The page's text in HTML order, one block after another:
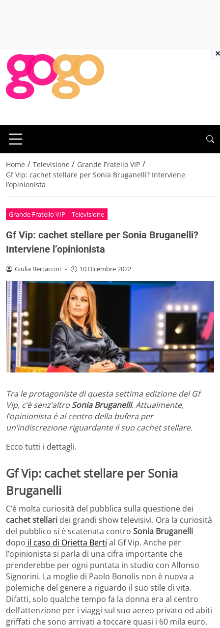
Home / Televisione / Grande Fratello VIP /
Gf Vip: cachet stellare per Sonia Bruganelli? Interviene
l’opinionista
Grande Fratello VIP Televisione
Gf Vip: cachet stellare per Sonia Bruganelli?
Interviene l’opinionista
Giulia Bertaccini - 10 Dicembre 2022
Tra le protagoniste di questa settima edizione del Gf
Vip, c’è senz’altro Sonia Bruganelli. Attualmente,
l’opinionista è al centro della bufera per
un’indiscrezione riguardante il suo cachet stellare.
Ecco tutti i dettagli.
Gf Vip: cachet stellare per Sonia
Bruganelli
C’è molta curiosità del pubblica sulla questione dei
cachet stellari dei grandi show televisivi. Ora la curiosità
del pubblico si è scatenata contro Sonia Bruganelli
dopo il caso di Orietta Berti al Gf Vip. Anche per
l’opinionista si parla di una cifra importante che
prenderebbe per ogni puntata in studio con Alfonso
Signorini. La moglie di Paolo Bonolis non è nuova a
polemiche del genere a riguardo il suo stile di vita.
Difatti, solo qualche tempo fa la donna era al centro
dell’attenzione per i viaggi sul suo aereo privato ed abiti
griffati che sono arrivati a toccare quasi i 60 mila euro.
×